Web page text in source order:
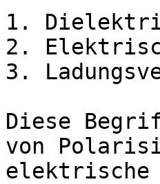
1.
2.
3.
Diese
von
elektrische